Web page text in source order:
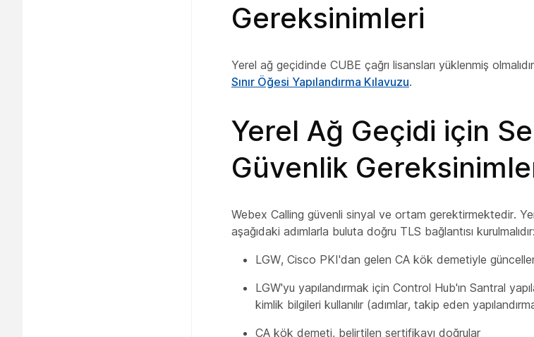
Gereksinimleri
Yerel ağ geçidinde CUBE çağrı lisansları yüklenmiş
Sınır Öğesi Yapılandırma Kılavuzu.
Yerel Ağ Geçidi için
Güvenlik
Webex Calling güvenli sinyal ve ortam gerektirmektedir.
aşağıdaki adımlarla buluta doğru TLS bağlantısı kurulmalıdır:
LGW, Cisco PKI'dan gelen CA kök demetiyle
LGW'yu yapılandırmak için Control Hub'ın Santral
kimlik bilgileri kullanılır (adımlar, takip eden
CA kök demeti, belirtilen sertifikayı doğrular